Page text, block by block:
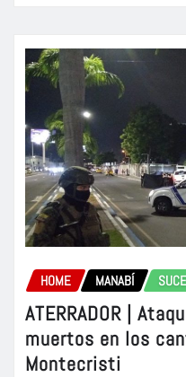
HOME MANABÍ
ATERRADOR |
muertos en los
Montecristi